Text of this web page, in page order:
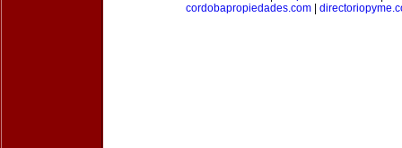
cordobapropiedades.com|